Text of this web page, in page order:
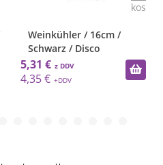
kos
Weinkühler / 16cm /
Schwarz / Disco
5,31 €
4,35 €